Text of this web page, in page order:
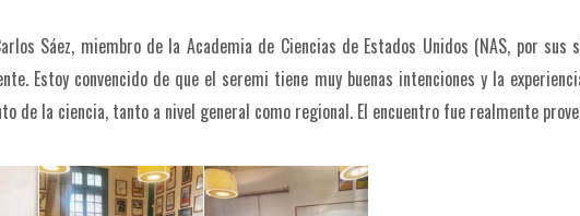
Sáez, miembro de la Academia de Ciencias de Estados Unidos (NAS, por
Estoy convencido de que el seremi tiene muy buenas intenciones y la
de la ciencia, tanto a nivel general como regional. El encuentro fue realmente